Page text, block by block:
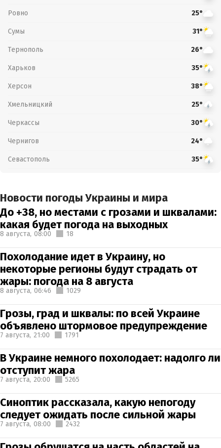
Ровно 25°
Сумы 31°
Тернополь 26°
Харьков 35°
Херсон 38°
Хмельницкий 25°
Черкассы 30°
Чернигов 24°
Севастополь 35°
Новости погоды Украины и мира
До +38, но местами с грозами и шквалами:
какая будет погода на выходных
8 августа, 08:00 18
Похолодание идет в Украину, но
некоторые регионы будут страдать от
жары: погода на 8 августа
8 августа, 06:46 1029
Грозы, град и шквалы: по всей Украине
объявлено штормовое предупреждение
7 августа, 21:00 1791
В Украине немного похолодает: надолго ли
отступит жара
7 августа, 20:00 5265
Синоптик рассказала, какую непогоду
следует ожидать после сильной жары
7 августа, 08:00 2432